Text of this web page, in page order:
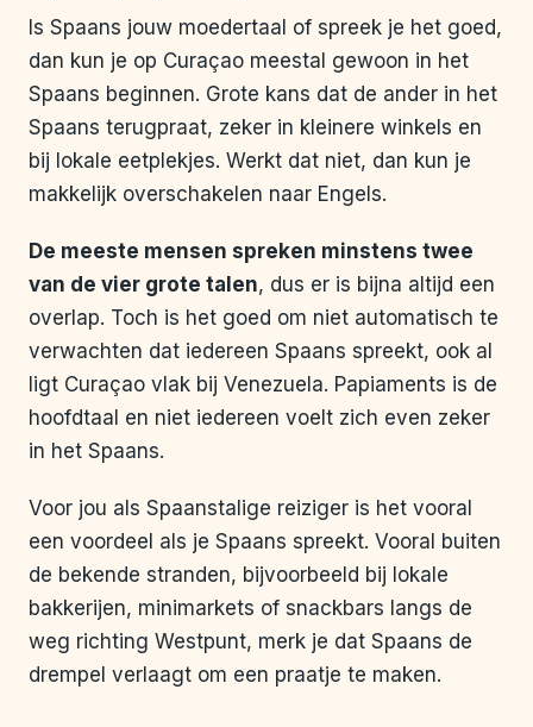
Is Spaans jouw moedertaal of spreek je het goed,
dan kun je op Curaçao meestal gewoon in het
Spaans beginnen. Grote kans dat de ander in het
Spaans terugpraat, zeker in kleinere winkels en
bij lokale eetplekjes. Werkt dat niet, dan kun je
makkelijk overschakelen naar Engels.
De meeste mensen spreken minstens twee
van de vier grote talen, dus er is bijna altijd een
overlap. Toch is het goed om niet automatisch te
verwachten dat iedereen Spaans spreekt, ook al
ligt Curaçao vlak bij Venezuela. Papiaments is de
hoofdtaal en niet iedereen voelt zich even zeker
in het Spaans.
Voor jou als Spaanstalige reiziger is het vooral
een voordeel als je Spaans spreekt. Vooral buiten
de bekende stranden, bijvoorbeeld bij lokale
bakkerijen, minimarkets of snackbars langs de
weg richting Westpunt, merk je dat Spaans de
drempel verlaagt om een praatje te maken.